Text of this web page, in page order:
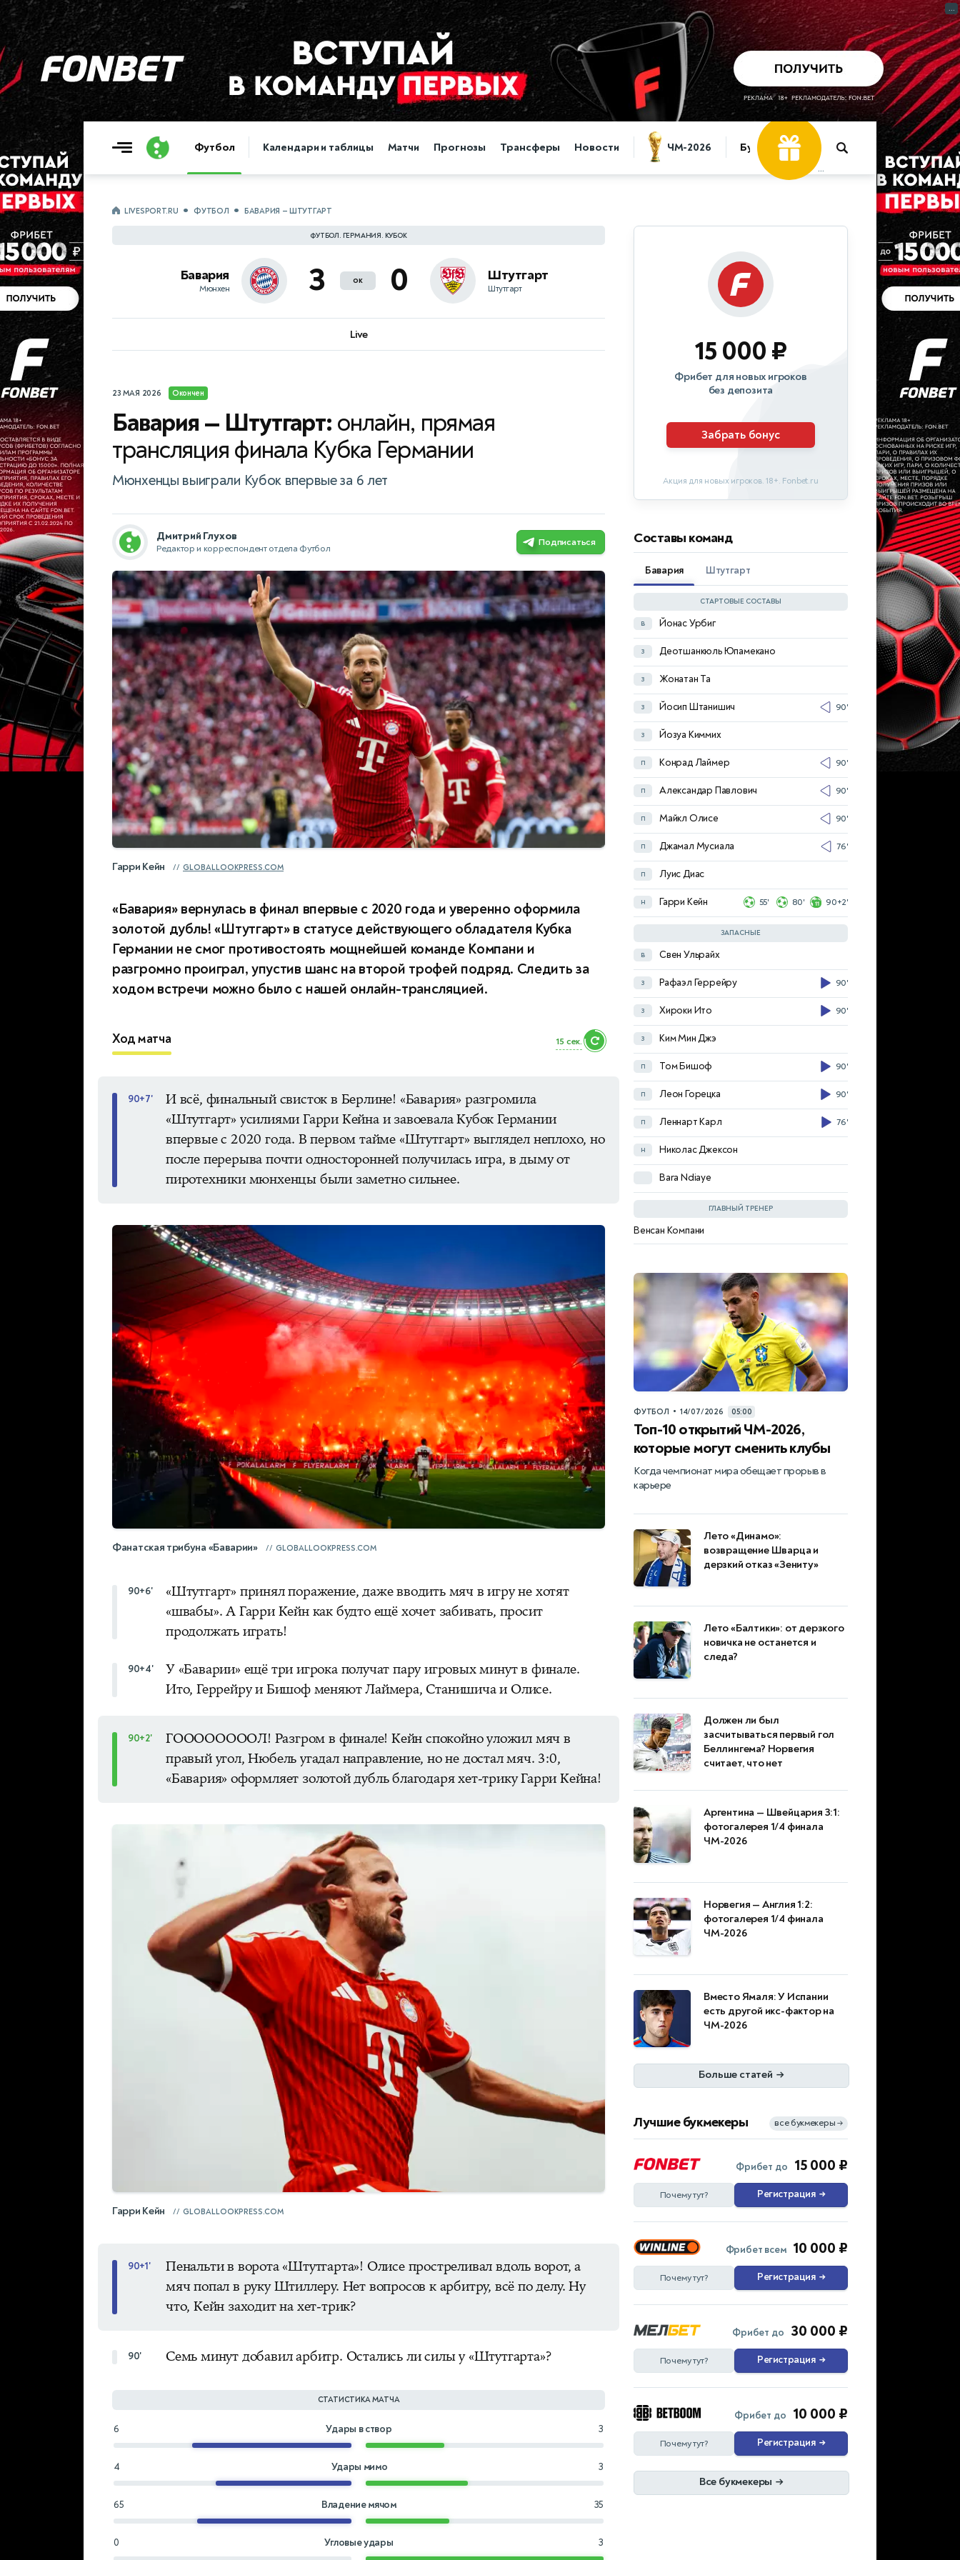
Футбол Календари и таблицы Матчи Прогнозы Трансферы Новости ЧМ-2026 Букмекеры
...
LIVESPORT.RU ФУТБОЛ БАВАРИЯ — ШТУТГАРТ
ФУТБОЛ. ГЕРМАНИЯ. КУБОК
Бавария
Мюнхен 3 ок 0 Штутгарт
Штутгарт
Live
23 МАЯ 2026 Окончен
Бавария — Штутгарт: онлайн, прямая
трансляция финала Кубка Германии
Мюнхенцы выиграли Кубок впервые за 6 лет
Дмитрий Глухов
Редактор и корреспондент отдела Футбол
Подписаться
Гарри Кейн GLOBALLOOKPRESS.COM
«Бавария» вернулась в финал впервые с 2020 года и уверенно оформила
золотой дубль! «Штутгарт» в статусе действующего обладателя Кубка
Германии не смог противостоять мощнейшей команде Компани и
разгромно проиграл, упустив шанс на второй трофей подряд. Следить за
ходом встречи можно было с нашей онлайн-трансляцией.
Ход матча 13 сек.
90+7'
И всё, финальный свисток в Берлине! «Бавария» разгромила
«Штутгарт» усилиями Гарри Кейна и завоевала Кубок Германии
впервые с 2020 года. В первом тайме «Штутгарт» выглядел неплохо, но
после перерыва почти односторонней получилась игра, в дыму от
пиротехники мюнхенцы были заметно сильнее.
Фанатская трибуна «Баварии» GLOBALLOOKPRESS.COM
90+6'
«Штутгарт» принял поражение, даже вводить мяч в игру не хотят
«швабы». А Гарри Кейн как будто ещё хочет забивать, просит
продолжать играть!
90+4'
У «Баварии» ещё три игрока получат пару игровых минут в финале.
Ито, Геррейру и Бишоф меняют Лаймера, Станишича и Олисе.
90+2'
ГООООООООЛ! Разгром в финале! Кейн спокойно уложил мяч в
правый угол, Нюбель угадал направление, но не достал мяч. 3:0,
«Бавария» оформляет золотой дубль благодаря хет-трику Гарри Кейна!
Гарри Кейн GLOBALLOOKPRESS.COM
90+1'
Пенальти в ворота «Штутгарта»! Олисе простреливал вдоль ворот, а
мяч попал в руку Штиллеру. Нет вопросов к арбитру, всё по делу. Ну
что, Кейн заходит на хет-трик?
90' Семь минут добавил арбитр. Остались ли силы у «Штутгарта»?
СТАТИСТИКА МАТЧА
6 Удары в створ 3
4 Удары мимо 3
65 Владение мячом 35
0 Угловые удары 3
15 000 ₽
Фрибет для новых игроков
без депозита
Забрать бонус
Акция для новых игроков. 18+. Fonbet.ru
Составы команд
Бавария Штутгарт
СТАРТОВЫЕ СОСТАВЫ
в Йонас Урбиг
з Деотшанкюль Юпамекано
з Жонатан Та
з Йосип Штанишич 90'
з Йозуа Киммих
п Конрад Лаймер 90'
п Александар Павлович 90'
п Майкл Олисе 90'
п Джамал Мусиала 76'
п Луис Диас
н Гарри Кейн 55' 80' 90+2'
ЗАПАСНЫЕ
в Свен Ульрайх
з Рафаэл Геррейру 90'
з Хироки Ито 90'
з Ким Мин Джэ
п Том Бишоф 90'
п Леон Горецка 90'
п Леннарт Карл 76'
н Николас Джексон
Bara Ndiaye
ГЛАВНЫЙ ТРЕНЕР
Венсан Компани
в Александр Нюбель
з Максимилиан Миттельштадт
з Рамон Хендрикс
з Юлиан Хабот 82'
з Лука Жакес
п Крис Фюрих 78'
п Чема Андрес 84'
п Ангело Штиллер
п Джейми Левелинг
н Эрмедин Демирович
н Дениз Ундав
в Фабиан Бредлов
з Лоранс Ассиньон
з Йоша Вагноман
п Финн Ельч
п Билаль эль-Ханнус 78'
п Атакан Каразор
п Николас Нартей
н Бадредин Буанани
н Тьягу Томаш
Sebastian Hoeneß
ФУТБОЛ • 14/07/2026 05:00
Топ-10 открытий ЧМ-2026,
которые могут сменить клубы
Когда чемпионат мира обещает прорыв в
карьере
Лето «Динамо»:
возвращение Шварца и
дерзкий отказ «Зениту»
Лето «Балтики»: от дерзкого
новичка не останется и
следа?
Должен ли был
засчитываться первый гол
Беллингема? Норвегия
считает, что нет
Аргентина — Швейцария 3:1:
фотогалерея 1/4 финала
ЧМ-2026
Норвегия — Англия 1:2:
фотогалерея 1/4 финала
ЧМ-2026
Вместо Ямаля: У Испании
есть другой икс-фактор на
ЧМ-2026
Больше статей →
Лучшие букмекеры все букмекеры →
Фрибет до 15 000 ₽
Почему тут? Регистрация →
Фрибет всем 10 000 ₽
Почему тут? Регистрация →
Фрибет до 30 000 ₽
Почему тут? Регистрация →
Фрибет до 10 000 ₽
Почему тут? Регистрация →
Все букмекеры →
...